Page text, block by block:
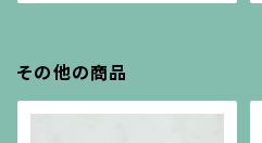
その他の商品